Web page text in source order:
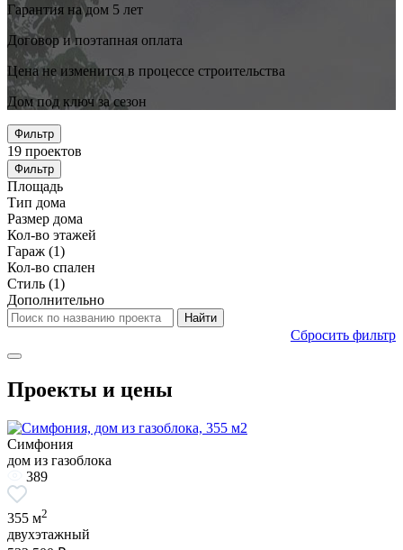
Гарантия на дом 5 лет
Договор и поэтапная оплата
Цена не изменится в процессе строительства
Дом под ключ за сезон
Фильтр
19 проектов
Фильтр
Площадь
Тип дома
Размер дома
Кол-во этажей
Гараж (1)
Кол-во спален
Стиль (1)
Дополнительно
Сбросить фильтр
Проекты и цены
Симфония
дом из газоблока
389
355 м2
двухэтажный